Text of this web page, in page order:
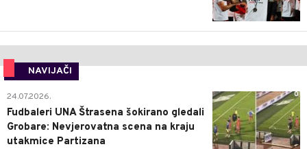
NAVIJAČI
0
24.07.2026.
Fudbaleri UNA Štrasena šokirano gledali
Grobare: Nevjerovatna scena na kraju
utakmice Partizana